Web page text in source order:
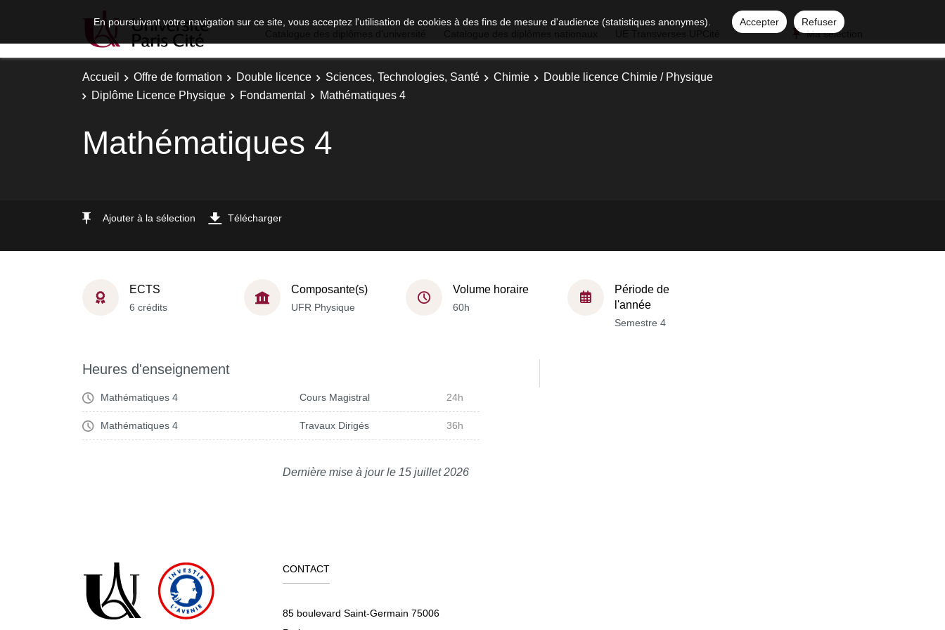
En poursuivant votre navigation sur ce site, vous acceptez l'utilisation de cookies à des fins de mesure d'audience (statistiques anonymes). Accepter
Refuser
Ma sélection
Accueil Offre de formation Double licence Sciences, Technologies, Santé Chimie
Double licence Chimie / Physique
Diplôme Licence Physique
Fondamental Mathématiques 4
Mathématiques 4
Ajouter à la sélection Télécharger
ECTS
6 crédits
Composante(s)
UFR Physique
Volume horaire
60h
Période de
l'année
Semestre 4
Heures d'enseignement
Mathématiques 4 Cours Magistral 24h
Mathématiques 4 Travaux Dirigés 36h
Dernière mise à jour le 15 juillet 2026
CONTACT
85 boulevard Saint-Germain 75006